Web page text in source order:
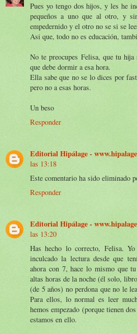
Pues yo tengo dos hijos, y les he
pequeños a uno que al otro, y
empedernido y el otro no se si se
Asi que, todo no es educación,
No te preocupes Felisa, que tu
que debe dormir a esa hora.
Ella sabe que no se lo dices por
pero no a esas horas.
Un beso
Responder
Editorial Hipálage -
las 13:18
Este comentario ha sido eliminado
Responder
Editorial Hipálage -
las 13:20
Has hecho lo correcto, Felisa.
inculcado la lectura desde que
ahora con 7, hace lo mismo que
altas horas de la noche (él solo,
(de 5 años) no perdona que no le
Para ellos, lo normal es leer
hemos empezado (porque tienen
estamos en ello.